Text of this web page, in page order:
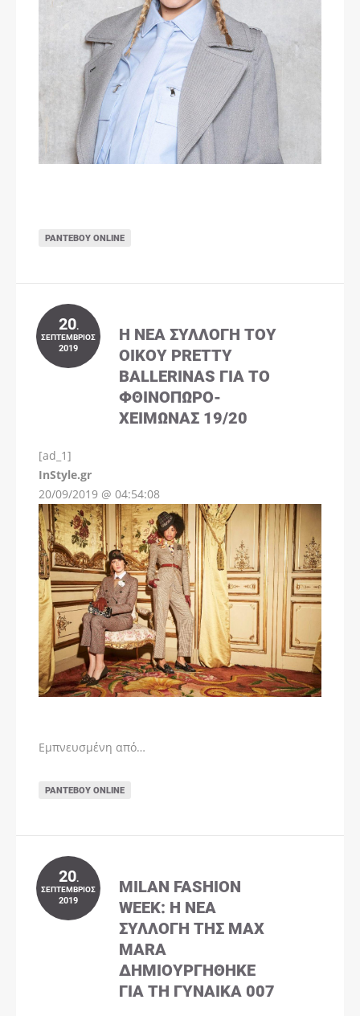
ΡΑΝΤΕΒΟΎ ONLINE
20.
ΣΕΠΤΈΜΒΡΙΟΣ
2019
Η ΝΈΑ ΣΥΛΛΟΓΉ ΤΟΥ
ΟΊΚΟΥ PRETTY
BALLERINAS ΓΙΑ ΤΟ
ΦΘΙΝΌΠΩΡΟ-
ΧΕΙΜΏΝΑΣ 19/20
[ad_1]
InStyle.gr
20/09/2019 @ 04:54:08
Εμπνευσμένη από…
ΡΑΝΤΕΒΟΎ ONLINE
20.
ΣΕΠΤΈΜΒΡΙΟΣ
2019
MILAN FASHION
WEEK: Η ΝΈΑ
ΣΥΛΛΟΓΉ ΤΗΣ MAX
MARA
ΔΗΜΙΟΥΡΓΉΘΗΚΕ
ΓΙΑ ΤΗ ΓΥΝΑΊΚΑ 007